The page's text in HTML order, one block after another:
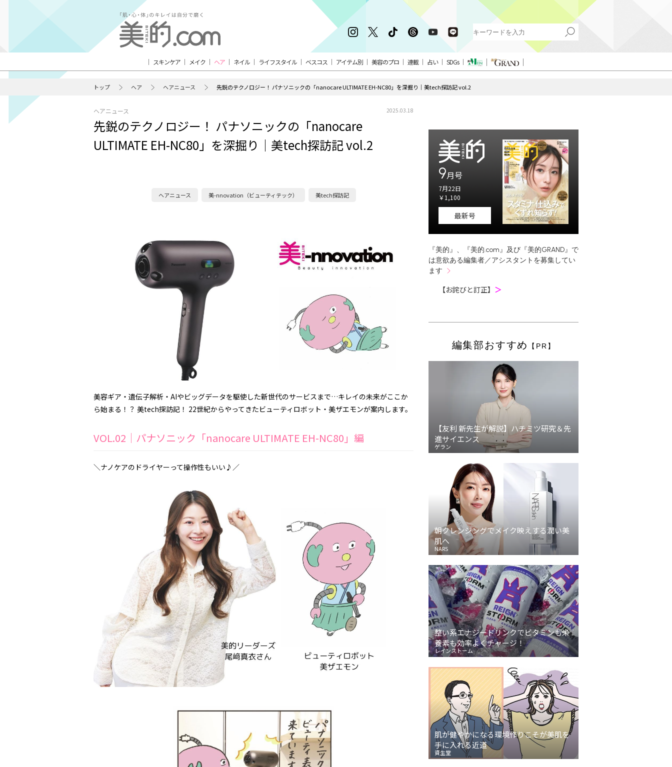
スキンケア メイク ヘア ネイル ライフスタイル ベスコス アイテム別 美容のプロ 連載 占い SDGs
トップ ヘア ヘアニュース 先鋭のテクノロジー！ パナソニックの「nanocare ULTIMATE EH-NC80」を深掘り｜美tech探訪記 vol.2
ヘアニュース 2025.03.18
先鋭のテクノロジー！ パナソニックの「nanocare
ULTIMATE EH-NC80」を深掘り｜美tech探訪記 vol.2
ヘアニュース 美-nnovation（ビューティテック） 美tech探訪記
美容ギア・遺伝子解析・AIやビッグデータを駆使した新世代のサービスまで…キレイの未来がここか
ら始まる！？ 美tech探訪記！ 22世紀からやってきたビューティロボット・美ザエモンが案内します。
VOL.02｜パナソニック「nanocare ULTIMATE EH-NC80」編
＼ナノケアのドライヤーって操作性もいい♪／
9月号
7月22日
￥1,100
最新号
『美的』、『美的.com』及び『美的GRAND』で
は意欲ある編集者／アシスタントを募集してい
ます
【お詫びと訂正】 ＞
編集部おすすめ 【PR】
【友利 新先生が解説】ハチミツ研究＆先
進サイエンス
ゲラン
朝クレンジングでメイク映えする潤い美
肌へ
NARS
整い系エナジードリンクでビタミンも栄
養素も効率よくチャージ！
レインストーム
肌が健やかになる環境作りこそが美肌を
手に入れる近道
資生堂